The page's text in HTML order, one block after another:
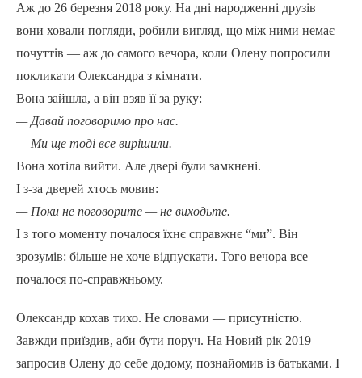
Аж до 26 березня 2018 року. На дні народженні друзів
вони ховали погляди, робили вигляд, що між ними немає
почуттів — аж до самого вечора, коли Олену попросили
покликати Олександра з кімнати.
Вона зайшла, а він взяв її за руку:
— Давай поговоримо про нас.
— Ми ще тоді все вирішили.
Вона хотіла вийти. Але двері були замкнені.
І з-за дверей хтось мовив:
— Поки не поговорите — не виходьте.
І з того моменту почалося їхнє справжнє “ми”. Він
зрозумів: більше не хоче відпускати. Того вечора все
почалося по-справжньому.
Олександр кохав тихо. Не словами — присутністю.
Завжди приїздив, аби бути поруч. На Новий рік 2019
запросив Олену до себе додому, познайомив із батьками. І